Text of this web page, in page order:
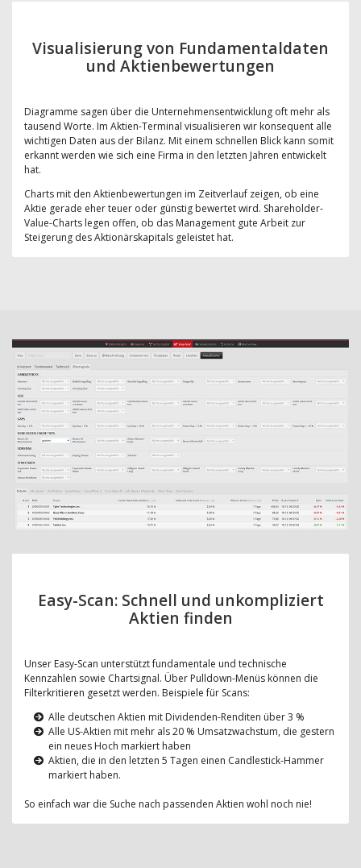
Visualisierung von Fundamentaldaten
und Aktienbewertungen
Diagramme sagen über die Unternehmensentwicklung oft mehr als
tausend Worte. Im Aktien-Terminal visualisieren wir konsequent alle
wichtigen Daten aus der Bilanz. Mit einem schnellen Blick kann somit
erkannt werden wie sich eine Firma in den letzten Jahren entwickelt
hat.
Charts mit den Aktienbewertungen im Zeitverlauf zeigen, ob eine
Aktie gerade eher teuer oder günstig bewertet wird. Shareholder-
Value-Charts legen offen, ob das Management gute Arbeit zur
Steigerung des Aktionärskapitals geleistet hat.
Easy-Scan: Schnell und unkompliziert
Aktien finden
Unser Easy-Scan unterstützt fundamentale und technische
Kennzahlen sowie Chartsignal. Über Pulldown-Menüs können die
Filterkritieren gesetzt werden. Beispiele für Scans:
Alle deutschen Aktien mit Dividenden-Renditen über 3 %
Alle US-Aktien mit mehr als 20 % Umsatzwachstum, die gestern
ein neues Hoch markiert haben
Aktien, die in den letzten 5 Tagen einen Candlestick-Hammer
markiert haben.
So einfach war die Suche nach passenden Aktien wohl noch nie!